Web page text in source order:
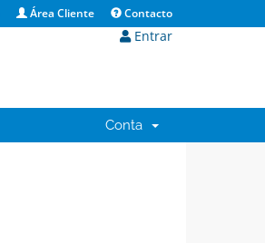
Área Cliente Contacto
Entrar
Conta